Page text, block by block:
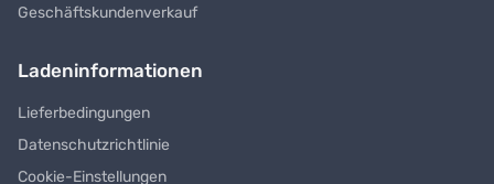
Geschäftskundenverkauf
Ladeninformationen
Lieferbedingungen
Datenschutzrichtlinie
Cookie-Einstellungen